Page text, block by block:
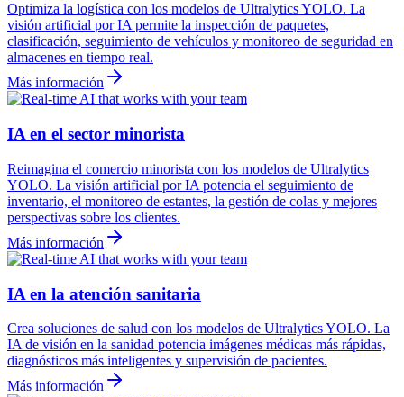
Optimiza la logística con los modelos de Ultralytics YOLO. La
visión artificial por IA permite la inspección de paquetes,
clasificación, seguimiento de vehículos y monitoreo de seguridad en
almacenes en tiempo real.
Más información
IA en el sector minorista
Reimagina el comercio minorista con los modelos de Ultralytics
YOLO. La visión artificial por IA potencia el seguimiento de
inventario, el monitoreo de estantes, la gestión de colas y mejores
perspectivas sobre los clientes.
Más información
IA en la atención sanitaria
Crea soluciones de salud con los modelos de Ultralytics YOLO. La
IA de visión en la sanidad potencia imágenes médicas más rápidas,
diagnósticos más inteligentes y supervisión de pacientes.
Más información